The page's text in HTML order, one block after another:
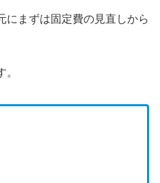
にまずは固定費の見直しから